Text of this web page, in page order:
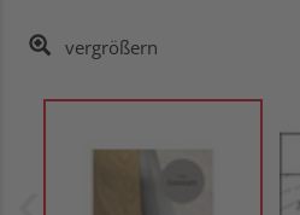
vergrößern